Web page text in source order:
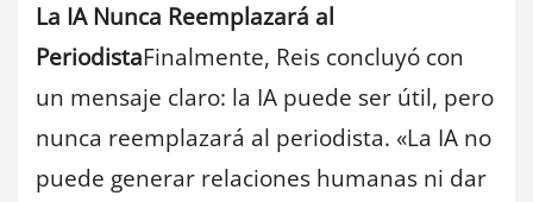
La IA Nunca Reemplazará al
PeriodistaFinalmente, Reis concluyó con
un mensaje claro: la IA puede ser útil, pero
nunca reemplazará al periodista. «La IA no
puede generar relaciones humanas ni dar